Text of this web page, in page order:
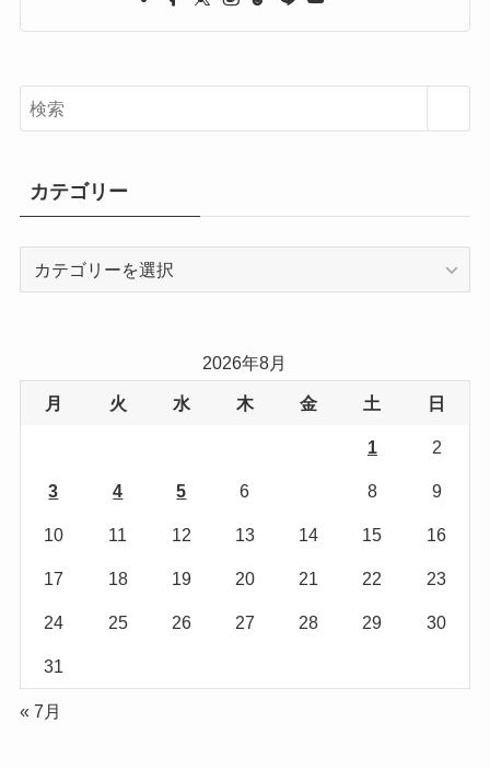
カテゴリー
2026年8月
月 火 水 木 金 土 日
1 2
3 4 5 6 8 9
10 11 12 13 14 15 16
17 18 19 20 21 22 23
24 25 26 27 28 29 30
31
« 7月